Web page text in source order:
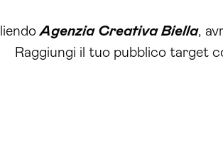
Agenzia Creativa Biella,
Raggiungi il tuo pubblico target